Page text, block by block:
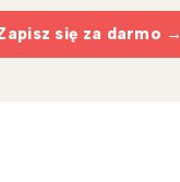
się za darmo →